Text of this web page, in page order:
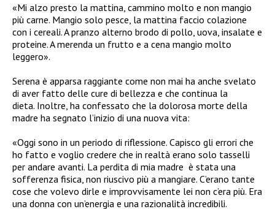
«Mi alzo presto la mattina, cammino molto e non mangio
più carne. Mangio solo pesce, la mattina faccio colazione
con i cereali. A pranzo alterno brodo di pollo, uova, insalate e
proteine. A merenda un frutto e a cena mangio molto
leggero».
Serena è apparsa raggiante come non mai ha anche svelato
di aver fatto delle cure di bellezza e che continua la
dieta. Inoltre, ha confessato che la dolorosa morte della
madre ha segnato l’inizio di una nuova vita:
«Oggi sono in un periodo di riflessione. Capisco gli errori che
ho fatto e voglio credere che in realtà erano solo tasselli
per andare avanti. La perdita di mia madre è stata una
sofferenza fisica, non riuscivo più a mangiare. C’erano tante
cose che volevo dirle e improvvisamente lei non c’era più. Era
una donna con un’energia e una razionalità incredibili.